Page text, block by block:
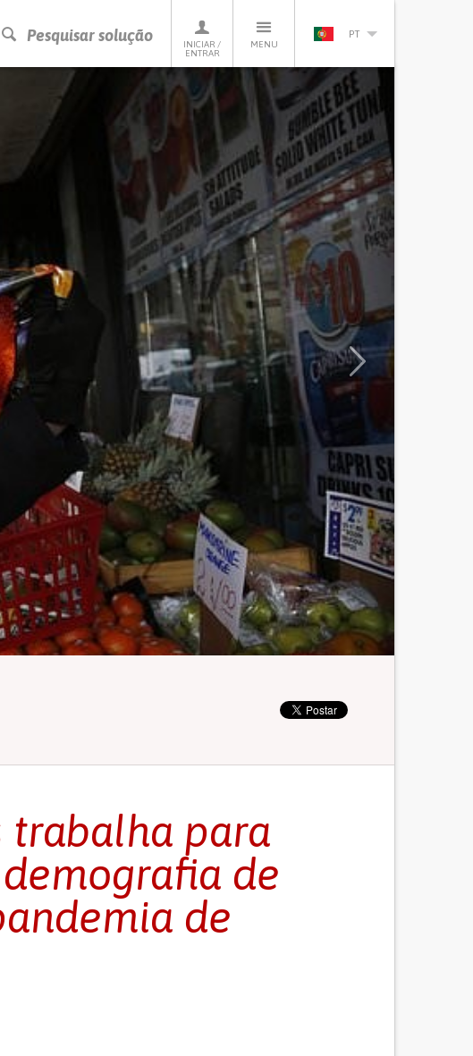
Pesquisar solução
INICIAR /
ENTRAR
MENU
PT
Next
trabalha para
de
de